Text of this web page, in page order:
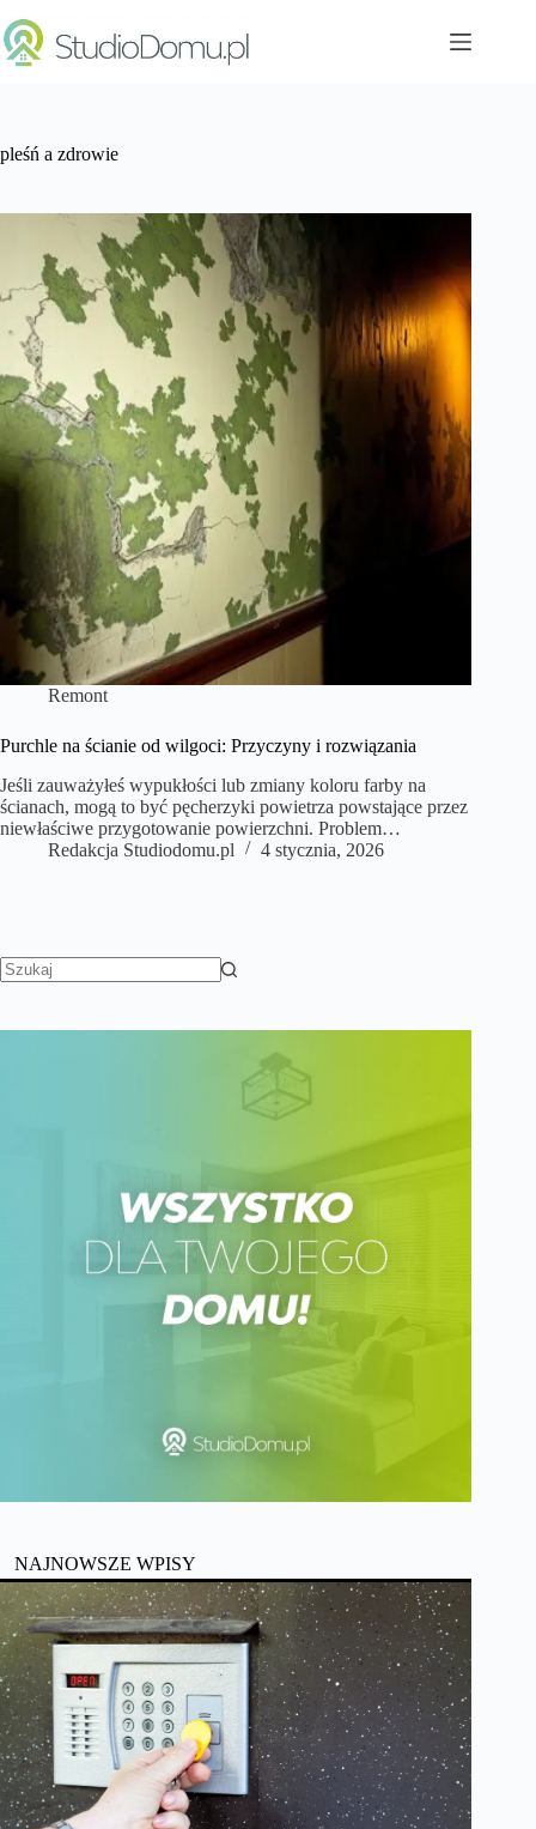
do
treści
pleśń a zdrowie
Remont
Purchle na ścianie od wilgoci: Przyczyny i rozwiązania
Jeśli zauważyłeś wypukłości lub zmiany koloru farby na
ścianach, mogą to być pęcherzyki powietrza powstające przez
niewłaściwe przygotowanie powierzchni. Problem…
Redakcja Studiodomu.pl
4 stycznia, 2026
NAJNOWSZE WPISY